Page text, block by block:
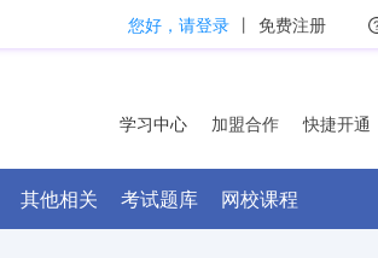
您好，请登录 丨 免费注册
学习中心 加盟合作 快捷开通
其他相关 考试题库 网校课程